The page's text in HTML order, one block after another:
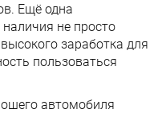
Ещё одна
не просто
заработка для
пользоваться
автомобиля